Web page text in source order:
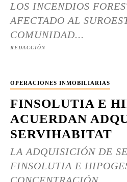
LOS INCENDIOS
AFECTADO AL
COMUNIDAD...
REDACCIÓN
OPERACIONES INMOBILIARIAS
FINSOLUTIA E
ACUERDAN
SERVIHABITAT
LA ADQUISICIÓN DE
FINSOLUTIA E